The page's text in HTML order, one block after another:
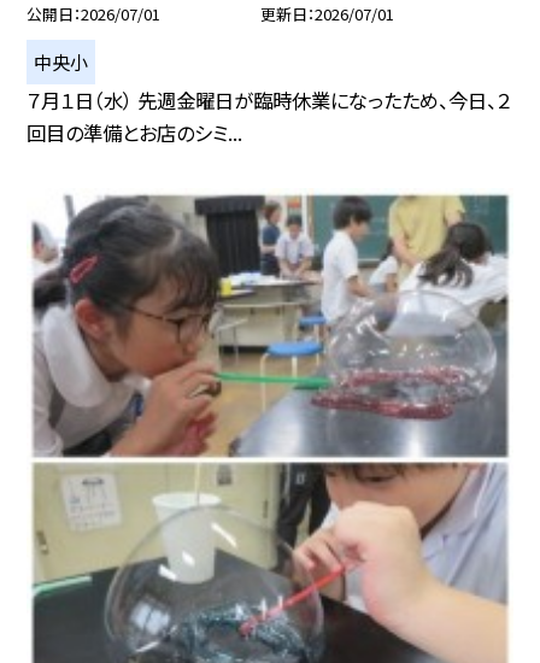
公開日 2026/07/01 更新日 2026/07/01
中央小
７月１日（水） 先週金曜日が臨時休業になったため、今日、２
回目の準備とお店のシミ...